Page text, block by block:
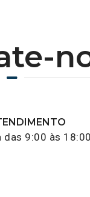
das 9:00 às 18:00